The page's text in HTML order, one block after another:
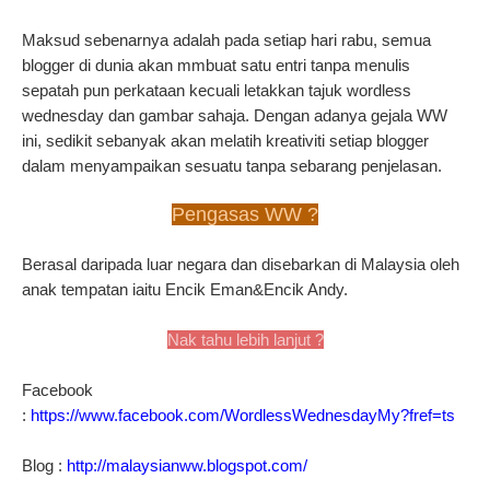
Maksud sebenarnya adalah pada setiap hari rabu, semua
blogger di dunia akan mmbuat satu entri tanpa menulis
sepatah pun perkataan kecuali letakkan tajuk wordless
wednesday dan gambar sahaja. Dengan adanya gejala WW
ini, sedikit sebanyak akan melatih kreativiti setiap blogger
dalam menyampaikan sesuatu tanpa sebarang penjelasan.
Pengasas WW ?
Berasal daripada luar negara dan disebarkan di Malaysia oleh
anak tempatan iaitu Encik Eman&Encik Andy.
Nak tahu lebih lanjut ?
Facebook
: https://www.facebook.com/WordlessWednesdayMy?fref=ts
Blog : http://malaysianww.blogspot.com/